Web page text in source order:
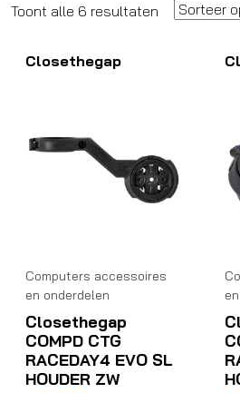
Toont alle 6 resultaten Gesorteerd
populariteit
Closethegap
Computers accessoires
en onderdelen
Closethegap
COMPD CTG
RACEDAY4 EVO SL
HOUDER ZW